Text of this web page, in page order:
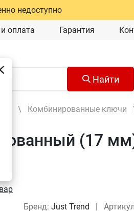
недоступно
оплата Гарантия
Найти
\ Комбинированные ключи
(17
Бренд: Just Trend |